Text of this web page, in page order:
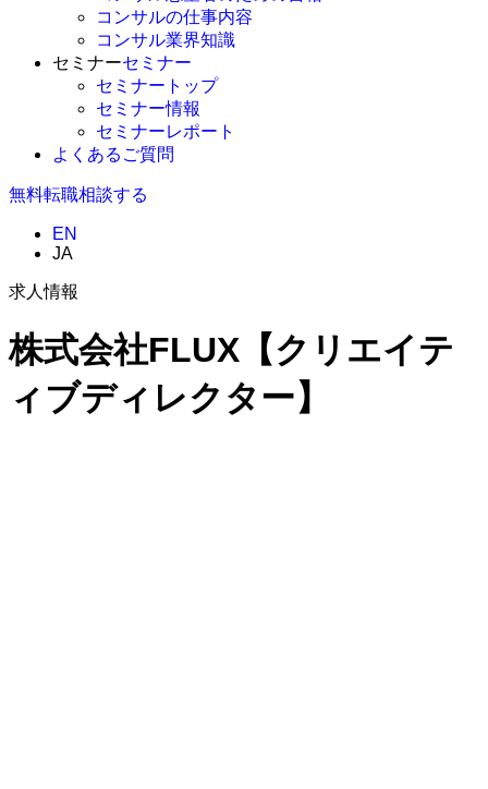
コンサルの仕事内容
コンサル業界知識
セミナーセミナー
セミナートップ
セミナー情報
セミナーレポート
よくあるご質問
無料転職相談する
EN
JA
求人情報
株式会社FLUX【クリエイテ
ィブディレクター】